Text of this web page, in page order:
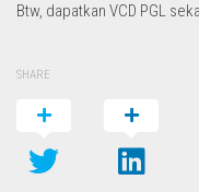
Btw, dapatkan VCD PGL
SHARE